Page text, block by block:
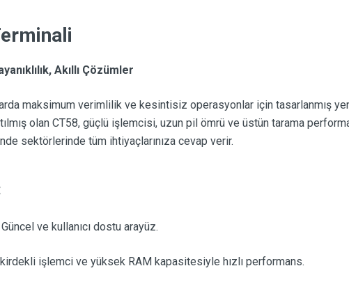
Akıllı Çözümler
maksimum verimlilik ve kesintisiz operasyonlar için tasarlanmış
olan CT58, güçlü işlemcisi, uzun pil ömrü ve üstün tarama
sektörlerinde tüm ihtiyaçlarınıza cevap verir.
Güncel ve kullanıcı dostu arayüz.
işlemci ve yüksek RAM kapasitesiyle hızlı performans.